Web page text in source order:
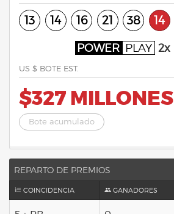
13 14 16 21 38 14
POWER PLAY 2x
US $ BOTE EST.
$327 MILLONES
Bote acumulado
REPARTO DE PREMIOS
COINCIDENCIA GANADORES